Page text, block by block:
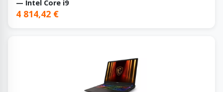
— Intel Core i9
4 814,42 €